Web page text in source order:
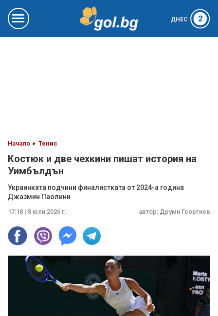
ДНЕС 2
Начало Тенис
Костюк и две чехкини пишат история на
Уимбълдън
Украинката подчини финалистката от 2024-а година
Джазмин Паолини
17:18 | 8 юли 2026 г. автор: Друми Георгиев